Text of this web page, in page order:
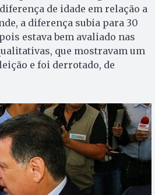
de idade em relação a
a diferença subia para 30
estava bem avaliado nas
que mostravam um
e foi derrotado, de